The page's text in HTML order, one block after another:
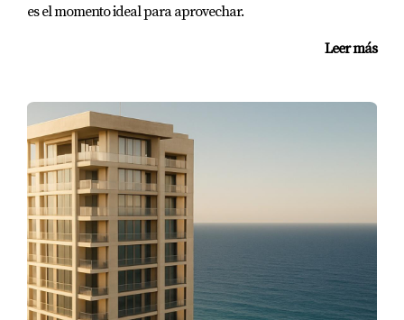
villas sostenibles. Los compradores son principalmente
locales e inversionistas que buscan diversificar su
Rentabilidad Esperada y Proyección de
Crecimiento
La rentabilidad esperada ronda entre el 8% y el 10%.
Con proyectos de desarrollo turístico en marcha, Miches
tiene una proyección de crecimiento muy prometedora.
Casa de Campo
Casa de Campo es uno de los destinos más exclusivos del
es el momento ideal para aprovechar.
Leer más